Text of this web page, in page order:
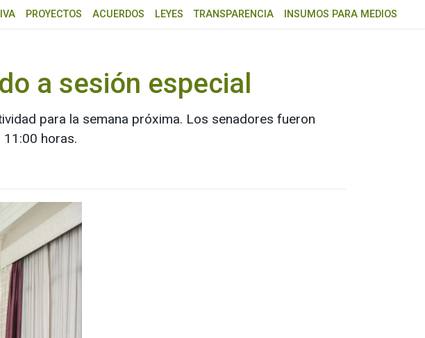
PROYECTOS ACUERDOS LEYES TRANSPARENCIA INSUMOS PARA MEDIOS
a sesión especial
para la semana próxima. Los senadores fueron
horas.